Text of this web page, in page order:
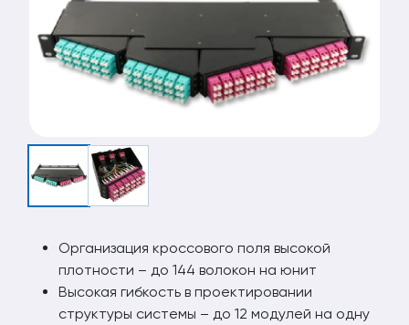
Организация кроссового поля высокой
плотности – до 144 волокон на юнит
Высокая гибкость в проектировании
структуры системы – до 12 модулей на одну